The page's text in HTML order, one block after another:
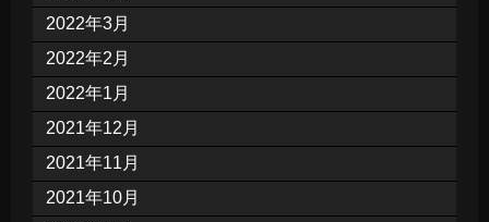
2022年3月
2022年2月
2022年1月
2021年12月
2021年11月
2021年10月